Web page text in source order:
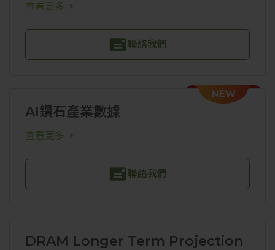
查看更多
聯絡我們
AI鑽石產業數據
查看更多
聯絡我們
DRAM Longer Term Projection